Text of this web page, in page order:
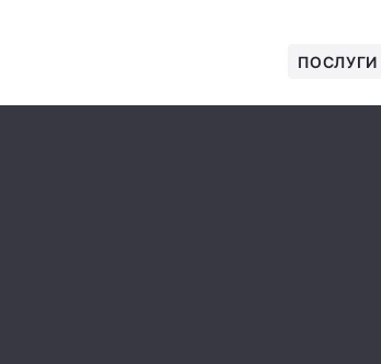
ПОСЛУГИ